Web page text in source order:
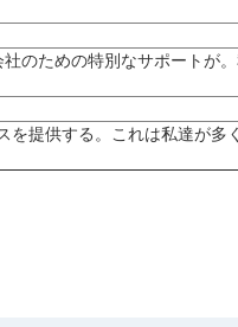
のための特別なサポート
提供する。これは私達が